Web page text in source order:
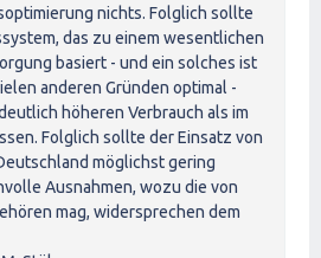
nichts. Folglich sollte
das zu einem wesentlichen
basiert - und ein solches ist
anderen Gründen optimal -
höheren Verbrauch als im
Folglich sollte der Einsatz von
möglichst gering
Ausnahmen, wozu die von
mag, widersprechen dem